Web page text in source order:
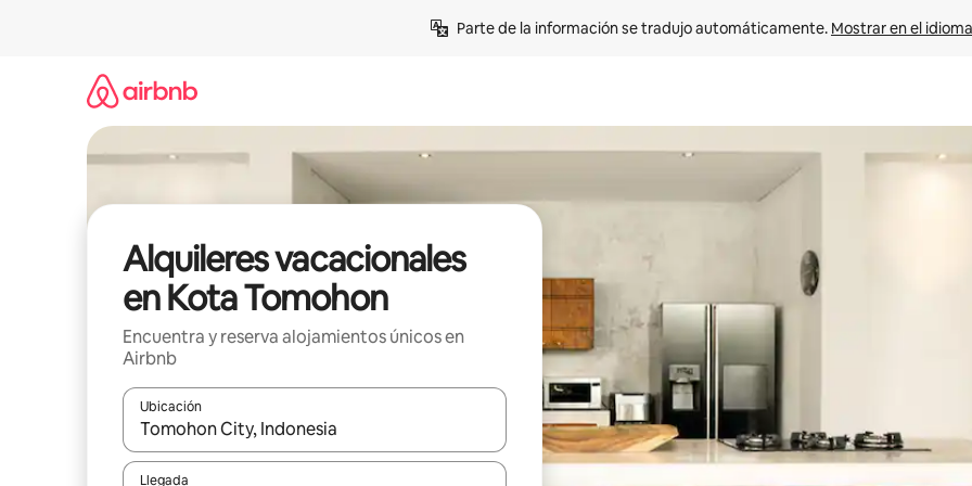
Parte de la información se tradujo automáticamente. Mostrar en el
Alquileres vacacionales
en Kota Tomohon
Encuentra y reserva alojamientos únicos en
Airbnb
Ubicación
Cuando los resultados estén disponibles, navega con las teclas de flecha hacia arriba y hacia abajo o explora con el
Llegada